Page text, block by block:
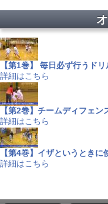
【第1巻】 毎日必ず行うド
詳細はこちら
【第2巻】チームディフェ
詳細はこちら
【第4巻】イザというときに
詳細はこちら